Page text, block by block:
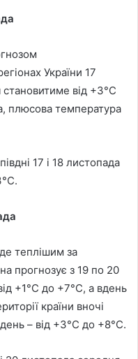
України 17
від +3°C
плюсова температура
17 і 18 листопада
теплішим за
прогнозує з 19 по 20
+1°C до +7°C, а вдень
країни вночі
– від +3°C до +8°C.